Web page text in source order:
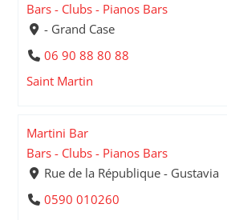
Bars - Clubs - Pianos Bars
- Grand Case
06 90 88 80 88
Saint Martin
Martini Bar
Bars - Clubs - Pianos Bars
Rue de la République - Gustavia
0590 010260